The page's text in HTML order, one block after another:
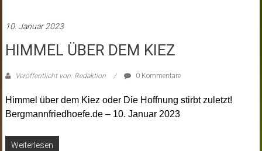
10. Januar 2023
HIMMEL ÜBER DEM KIEZ
Veröffentlicht von: Redaktion 0 Kommentare
Himmel über dem Kiez oder Die Hoffnung stirbt zuletzt!
Bergmannfriedhoefe.de – 10. Januar 2023
Weiterlesen